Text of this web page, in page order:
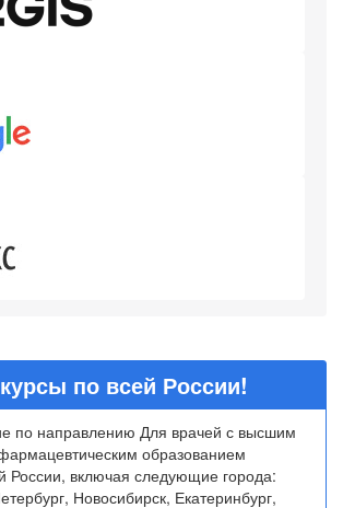
по всей России!
по направлению Для врачей с высшим
образованием
России, включая следующие города:
Новосибирск, Екатеринбург,